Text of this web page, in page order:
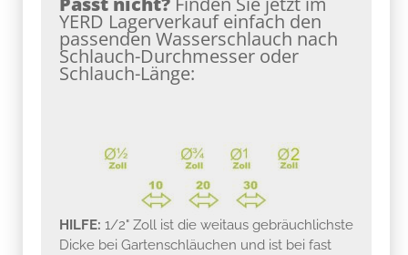
YERD Lagerverkauf einfach den
passenden Wasserschlauch nach
Schlauch-Durchmesser oder
Schlauch-Länge:
HILFE: 1/2" Zoll ist die weitaus gebräuchlichste
Dicke bei Gartenschläuchen und ist bei fast